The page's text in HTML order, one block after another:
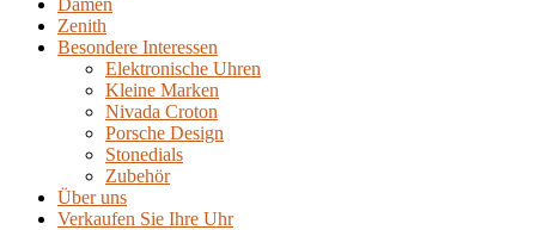
Zenith
Besondere Interessen
Elektronische Uhren
Kleine Marken
Nivada Croton
Porsche Design
Stonedials
Zubehör
Über uns
Verkaufen Sie Ihre Uhr